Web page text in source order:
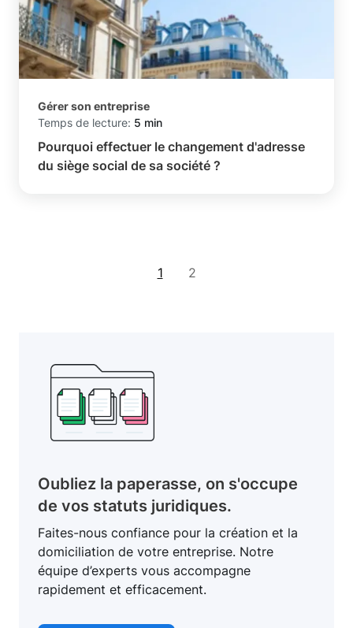
Gérer son entreprise
Temps de lecture: 5 min
Pourquoi effectuer le changement d'adresse
du siège social de sa société ?
1 2
Oubliez la paperasse, on s'occupe
de vos statuts juridiques.
Faites-nous confiance pour la création et la
domiciliation de votre entreprise. Notre
équipe d’experts vous accompagne
rapidement et efficacement.